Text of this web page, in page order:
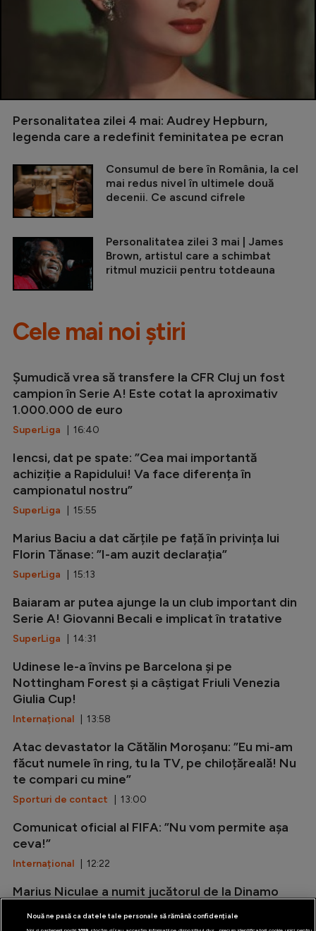
Personalitatea zilei 4 mai: Audrey Hepburn,
legenda care a redefinit feminitatea pe ecran
Consumul de bere în România, la cel
mai redus nivel în ultimele două
decenii. Ce ascund cifrele
Personalitatea zilei 3 mai | James
Brown, artistul care a schimbat
ritmul muzicii pentru totdeauna
Cele mai noi știri
Șumudică vrea să transfere la CFR Cluj un fost
campion în Serie A! Este cotat la aproximativ
1.000.000 de euro
SuperLiga | 16:40
Iencsi, dat pe spate: ”Cea mai importantă
achiziție a Rapidului! Va face diferența în
campionatul nostru”
SuperLiga | 15:55
Marius Baciu a dat cărțile pe față în privința lui
Florin Tănase: ”I-am auzit declarația”
SuperLiga | 15:13
Baiaram ar putea ajunge la un club important din
Serie A! Giovanni Becali e implicat în tratative
SuperLiga | 14:31
Udinese le-a învins pe Barcelona și pe
Nottingham Forest și a câștigat Friuli Venezia
Giulia Cup!
Internațional | 13:58
Atac devastator la Cătălin Moroșanu: ”Eu mi-am
făcut numele în ring, tu la TV, pe chiloțăreală! Nu
te compari cu mine”
Sporturi de contact | 13:00
Comunicat oficial al FIFA: ”Nu vom permite așa
ceva!”
Internațional | 12:22
Marius Niculae a numit jucătorul de la Dinamo
SuperLiga| 11:35
Nouă ne pasă ca datele tale personale să rămână confidențiale